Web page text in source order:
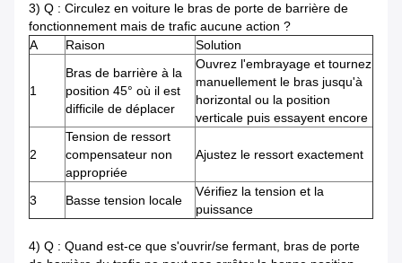
3) Q : Circulez en voiture le bras de porte de barrière de
fonctionnement mais de trafic aucune action ?
A
Raison Solution
1
Bras de barrière à la
position 45° où il est
difficile de déplacer
Ouvrez l'embrayage et tournez
manuellement le bras jusqu'à
horizontal ou la position
verticale puis essayent encore
2
Tension de ressort
compensateur non
appropriée
Ajustez le ressort exactement
3 Basse tension locale
Vérifiez la tension et la
puissance
4) Q : Quand est-ce que s'ouvrir/se fermant, bras de porte